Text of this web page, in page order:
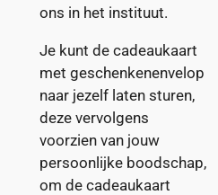
ons in het instituut.
Je kunt de cadeaukaart
met geschenkenenvelop
naar jezelf laten sturen,
deze vervolgens
voorzien van jouw
persoonlijke boodschap,
om de cadeaukaart